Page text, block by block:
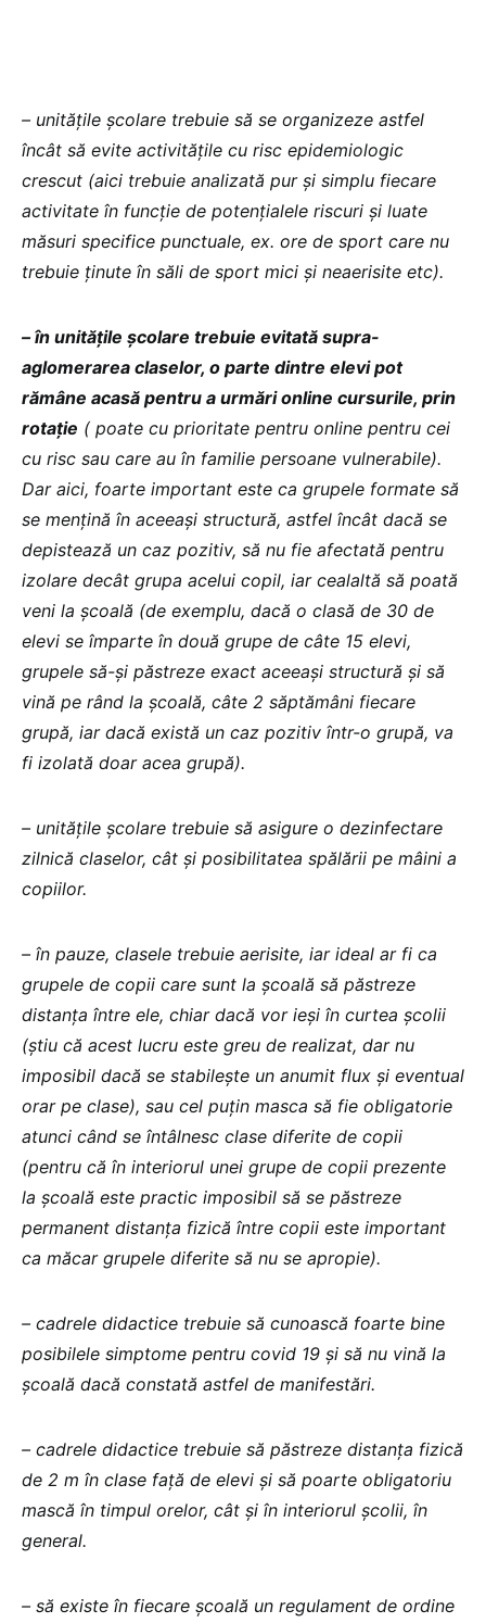
– unitățile școlare trebuie să se organizeze astfel
încât să evite activitățile cu risc epidemiologic
crescut (aici trebuie analizată pur și simplu fiecare
activitate în funcție de potențialele riscuri și luate
măsuri specifice punctuale, ex. ore de sport care nu
trebuie ținute în săli de sport mici și neaerisite etc).
– în unitățile școlare trebuie evitată supra-
aglomerarea claselor, o parte dintre elevi pot
rămâne acasă pentru a urmări online cursurile, prin
rotație ( poate cu prioritate pentru online pentru cei
cu risc sau care au în familie persoane vulnerabile).
Dar aici, foarte important este ca grupele formate să
se mențină în aceeași structură, astfel încât dacă se
depistează un caz pozitiv, să nu fie afectată pentru
izolare decât grupa acelui copil, iar cealaltă să poată
veni la școală (de exemplu, dacă o clasă de 30 de
elevi se împarte în două grupe de câte 15 elevi,
grupele să-și păstreze exact aceeași structură și să
vină pe rând la școală, câte 2 săptămâni fiecare
grupă, iar dacă există un caz pozitiv într-o grupă, va
fi izolată doar acea grupă).
– unitățile școlare trebuie să asigure o dezinfectare
zilnică claselor, cât și posibilitatea spălării pe mâini a
copiilor.
– în pauze, clasele trebuie aerisite, iar ideal ar fi ca
grupele de copii care sunt la școală să păstreze
distanța între ele, chiar dacă vor ieși în curtea școlii
(știu că acest lucru este greu de realizat, dar nu
imposibil dacă se stabilește un anumit flux și eventual
orar pe clase), sau cel puțin masca să fie obligatorie
atunci când se întâlnesc clase diferite de copii
(pentru că în interiorul unei grupe de copii prezente
la școală este practic imposibil să se păstreze
permanent distanța fizică între copii este important
ca măcar grupele diferite să nu se apropie).
– cadrele didactice trebuie să cunoască foarte bine
posibilele simptome pentru covid 19 și să nu vină la
școală dacă constată astfel de manifestări.
– cadrele didactice trebuie să păstreze distanța fizică
de 2 m în clase față de elevi și să poarte obligatoriu
mască în timpul orelor, cât și în interiorul școlii, în
general.
– să existe în fiecare școală un regulament de ordine